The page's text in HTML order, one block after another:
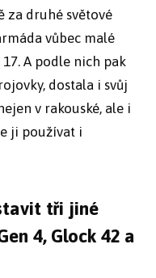
za druhé světové
vůbec malé
A podle nich pak
dostala i svůj
v rakouské, ale i
ji používat i
tři jiné
4, Glock 42 a